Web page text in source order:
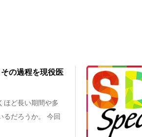
の過程を現役医
ほど長い期間や多
るだろうか。 今回